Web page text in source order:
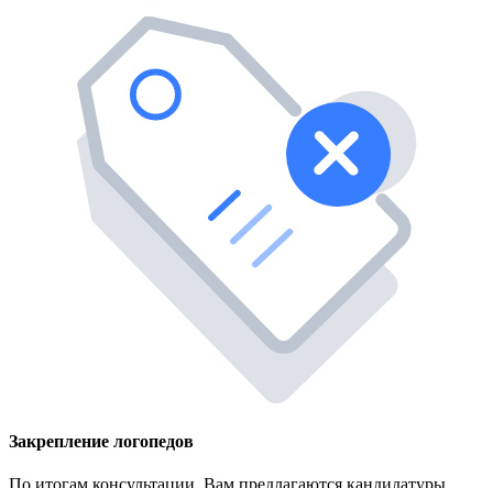
Закрепление логопедов
По итогам консультации, Вам предлагаются кандидатуры